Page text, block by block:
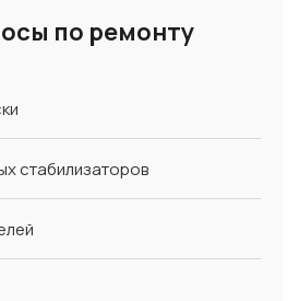
по ремонту
стабилизаторов